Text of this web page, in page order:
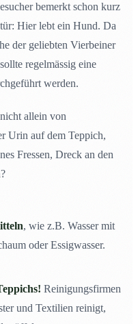
bemerkt schon kurz
Hier lebt ein Hund. Da
der geliebten Vierbeiner
regelmässig eine
werden.
allein von
Urin auf dem Teppich,
Fressen, Dreck an den
, wie z.B. Wasser mit
oder Essigwasser.
Reinigungsfirmen
und Textilien reinigt,